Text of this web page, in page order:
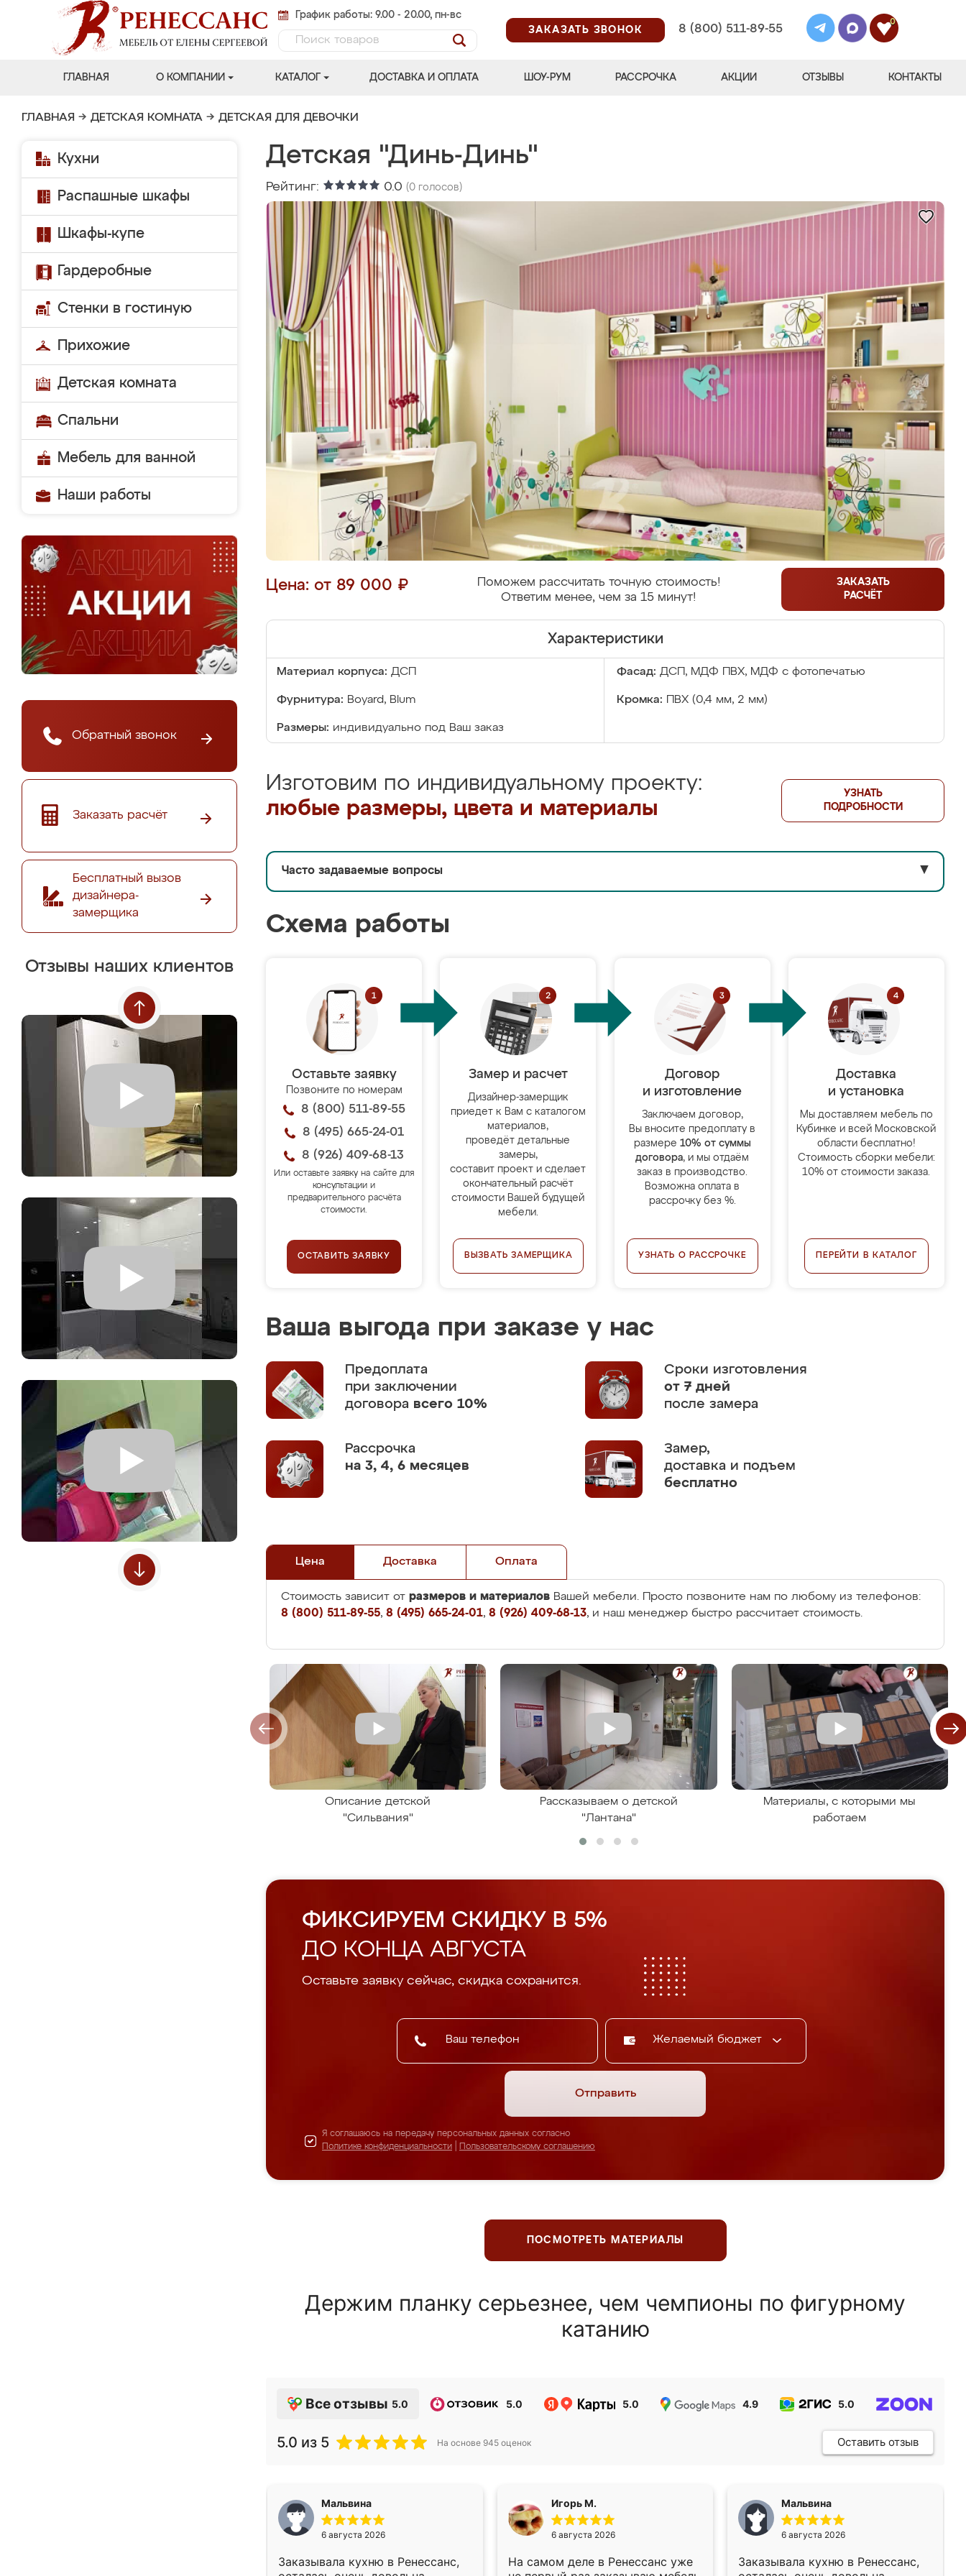
График работы: 9.00 - 20.00, пн-вс
ЗАКАЗАТЬ ЗВОНОК
8 (800) 511-89-55
0
ГЛАВНАЯ О КОМПАНИИ КАТАЛОГ ДОСТАВКА И ОПЛАТА ШОУ-РУМ РАССРОЧКА АКЦИИ ОТЗЫВЫ КОНТАКТЫ
ГЛАВНАЯ → ДЕТСКАЯ КОМНАТА → ДЕТСКАЯ ДЛЯ ДЕВОЧКИ
Кухни
Распашные шкафы
Шкафы-купе
Гардеробные
Стенки в гостиную
Прихожие
Детская комната
Спальни
Мебель для ванной
Наши работы
Обратный звонок
Заказать расчёт
Бесплатный вызов
дизайнера-
замерщика
Отзывы наших клиентов
Детская "Динь-Динь"
Рейтинг: 0.0 (0 голосов)
Цена: от 89 000 ₽
Поможем рассчитать точную стоимость!
Ответим менее, чем за 15 минут!
ЗАКАЗАТЬ
РАСЧЁТ
Характеристики
Материал корпуса: ДСП Фасад: ДСП, МДФ ПВХ, МДФ с фотопечатью
Фурнитура: Boyard, Blum Кромка: ПВХ (0,4 мм, 2 мм)
Размеры: индивидуально под Ваш заказ
Изготовим по индивидуальному проекту:
любые размеры, цвета и материалы
УЗНАТЬ
ПОДРОБНОСТИ
Часто задаваемые вопросы ▼
Схема работы
Оставьте заявку
Позвоните по номерам
8 (800) 511-89-55
8 (495) 665-24-01
8 (926) 409-68-13
Или оставьте заявку на сайте для
консультации и
предварительного расчёта
стоимости.
ОСТАВИТЬ ЗАЯВКУ
Замер и расчет
Дизайнер-замерщик
приедет к Вам с каталогом
материалов,
проведёт детальные
замеры,
составит проект и сделает
окончательный расчёт
стоимости Вашей будущей
мебели.
ВЫЗВАТЬ ЗАМЕРЩИКА
Договор
и изготовление
Заключаем договор,
Вы вносите предоплату в
размере 10% от суммы
договора, и мы отдаём
заказ в производство.
Возможна оплата в
рассрочку без %.
УЗНАТЬ О РАССРОЧКЕ
Доставка
и установка
Мы доставляем мебель по
Кубинке и всей Московской
области бесплатно!
Стоимость сборки мебели:
10% от стоимости заказа.
ПЕРЕЙТИ В КАТАЛОГ
Ваша выгода при заказе у нас
Предоплата
при заключении
договора всего 10%
Сроки изготовления
от 7 дней
после замера
Рассрочка
на 3, 4, 6 месяцев
Замер,
доставка и подъем
бесплатно
Цена Доставка Оплата
Стоимость зависит от размеров и материалов Вашей мебели. Просто позвоните нам по любому из телефонов:
8 (800) 511-89-55, 8 (495) 665-24-01, 8 (926) 409-68-13, и наш менеджер быстро рассчитает стоимость.
Описание детской
"Сильвания"
Рассказываем о детской
"Лантана"
Материалы, с которыми мы
работаем
ФИКСИРУЕМ СКИДКУ В 5%
ДО КОНЦА АВГУСТА
Оставьте заявку сейчас, скидка сохранится.
Желаемый бюджет
Отправить
Я соглашаюсь на передачу персональных данных согласно
Политике конфиденциальности
Пользовательскому соглашению
ПОСМОТРЕТЬ МАТЕРИАЛЫ
Держим планку серьезнее, чем чемпионы по фигурному
катанию
Все отзывы 5.0 5.0 5.0 4.9 5.0
5.0 из 5 На основе 945 оценок Оставить отзыв
Мальвина
6 августа 2026
Заказывала кухню в Ренессанс,
Игорь М.
6 августа 2026
На самом деле в Ренессанс уже
Мальвина
6 августа 2026
Заказывала кухню в Ренессанс,